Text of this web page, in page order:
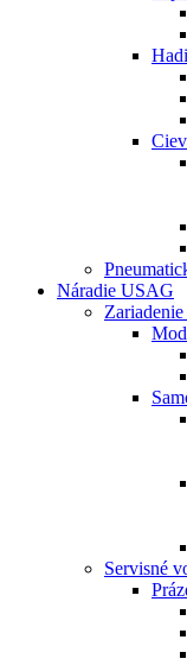
Náradie USAG
Servisné